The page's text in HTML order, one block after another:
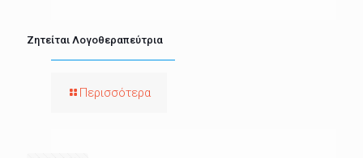
Ζητείται Λογοθεραπεύτρια
Περισσότερα